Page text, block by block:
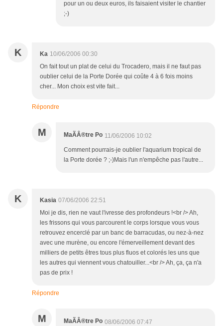
pour un ou deux euros, ils faisaient visiter le chantier
;-)
K Ka 10/06/2006 00:30
On fait tout un plat de celui du Trocadero, mais il ne faut pas
oublier celui de la Porte Dorée qui coûte 4 à 6 fois moins
cher... Mon choix est vite fait...
Répondre
M MaÃÂ®tre Po 11/06/2006 10:02
Comment pourrais-je oublier l'aquarium tropical de
la Porte dorée ? ;-)Mais l'un n'empêche pas l'autre...
K Kasia 07/06/2006 22:51
Moi je dis, rien ne vaut l'ivresse des profondeurs !<br /> Ah,
les frissons qui vous parcourent le corps lorsque vous vous
retrouvez encerclé par un banc de barracudas, ou nez-à-nez
avec une murène, ou encore l'émerveillement devant des
milliers de petits êtres tous plus fluos et colorés les uns que
les autres qui viennent vous chatouiller...<br /> Ah, ça, ça n'a
pas de prix !
Répondre
M MaÃÂ®tre Po 08/06/2006 07:47